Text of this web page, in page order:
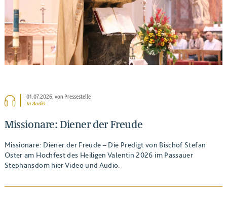
01.07.2026, von Pressestelle
In Audio
Missionare: Diener der Freude
Missionare: Diener der Freude – Die Predigt von Bischof Stefan
Oster am Hochfest des Heiligen Valentin 2026 im Passauer
Stephansdom hier Video und Audio.